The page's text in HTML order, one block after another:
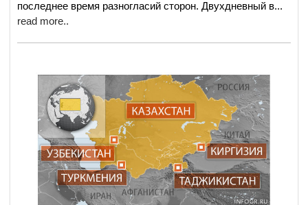
последнее время разногласий сторон. Двухдневный в...
read more..